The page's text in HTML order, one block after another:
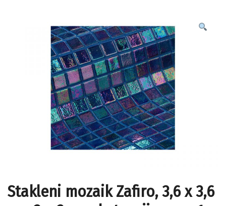
Stakleni mozaik Zafiro, 3,6 x 3,6